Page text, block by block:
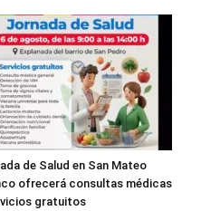
de Salud en San Mateo
ofrecerá consultas médicas
gratuitos